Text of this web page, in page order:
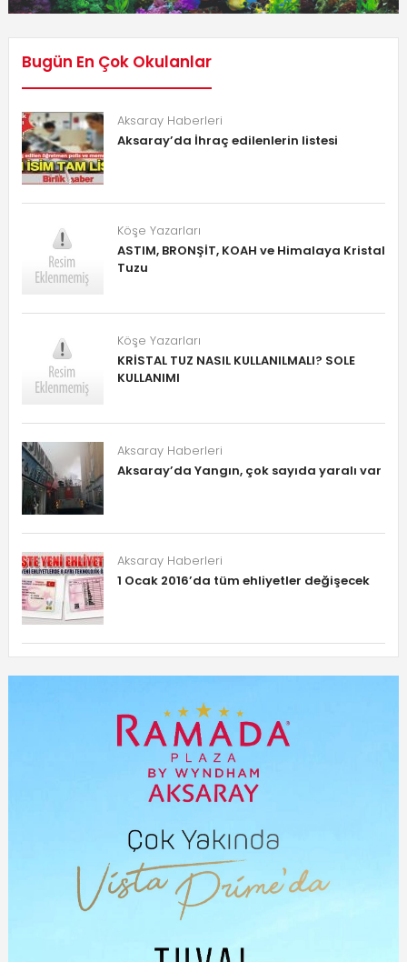
Bugün En Çok Okulanlar
Aksaray Haberleri
Aksaray’da İhraç edilenlerin listesi
Köşe Yazarları
ASTIM, BRONŞİT, KOAH ve Himalaya Kristal
Tuzu
Köşe Yazarları
KRİSTAL TUZ NASIL KULLANILMALI? SOLE
KULLANIMI
Aksaray Haberleri
Aksaray’da Yangın, çok sayıda yaralı var
Aksaray Haberleri
1 Ocak 2016’da tüm ehliyetler değişecek